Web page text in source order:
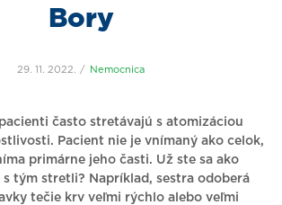
Bory
29. 11. 2022. Nemocnica
často stretávajú s atomizáciou
Pacient nie je vnímaný ako celok,
primárne jeho časti. Už ste sa ako
tým stretli? Napríklad, sestra odoberá
tečie krv veľmi rýchlo alebo veľmi